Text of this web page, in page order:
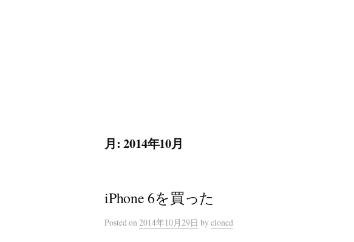
ッ
月:2014年10月
iPhone 6を買った
Postedon 2014年10月29日 by cloned